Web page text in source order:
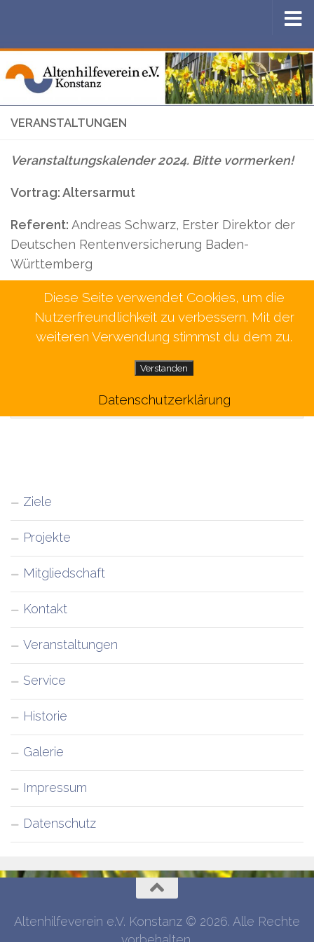
VERANSTALTUNGEN
Veranstaltungskalender 2024. Bitte vormerken!
Vortrag: Altersarmut
Referent: Andreas Schwarz, Erster Direktor der
Deutschen Rentenversicherung Baden-
Württemberg
Datum:Dienstag 17.09.2024 um 19 Uhr im großen
Sitzungssaal des Landratsamt Konstanz
Ziele
Projekte
Mitgliedschaft
Kontakt
Veranstaltungen
Service
Historie
Galerie
Impressum
Datenschutz
Altenhilfeverein e.V. Konstanz © 2026. Alle Rechte
Diese Seite verwendet Cookies, um die
Nutzerfreundlichkeit zu verbessern. Mit der
weiteren Verwendung stimmst du dem zu.
Verstanden
Datenschutzerklärung